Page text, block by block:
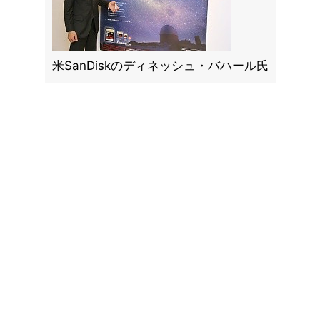
米SanDiskのディネッシュ・バハール氏